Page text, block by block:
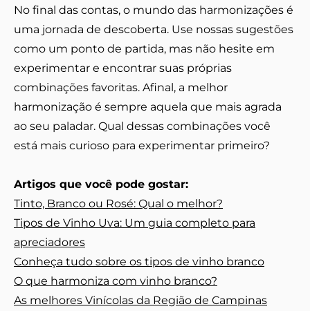
No final das contas, o mundo das harmonizações é
uma jornada de descoberta. Use nossas sugestões
como um ponto de partida, mas não hesite em
experimentar e encontrar suas próprias
combinações favoritas. Afinal, a melhor
harmonização é sempre aquela que mais agrada
ao seu paladar. Qual dessas combinações você
está mais curioso para experimentar primeiro?
Artigos que você pode gostar:
Tinto, Branco ou Rosé: Qual o melhor?
Tipos de Vinho Uva: Um guia completo para
apreciadores
Conheça tudo sobre os tipos de vinho branco
O que harmoniza com vinho branco?
As melhores Vinícolas da Região de Campinas